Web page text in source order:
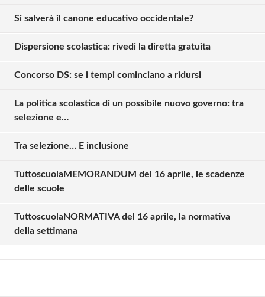
Si salverà il canone educativo occidentale?
Dispersione scolastica: rivedi la diretta gratuita
Concorso DS: se i tempi cominciano a ridursi
La politica scolastica di un possibile nuovo governo: tra
selezione e…
Tra selezione… E inclusione
TuttoscuolaMEMORANDUM del 16 aprile, le scadenze
delle scuole
TuttoscuolaNORMATIVA del 16 aprile, la normativa
della settimana
Solo gli utenti registrati possono
Effettua il